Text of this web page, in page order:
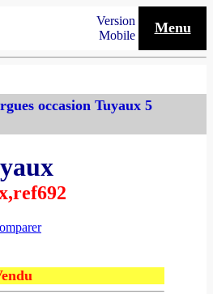
Version
Mobile
Menu
occasion Tuyaux 5